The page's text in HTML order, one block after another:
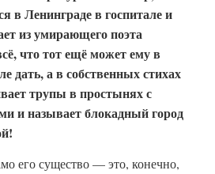
в Ленинграде в госпитале и
из умирающего поэта
что тот ещё может ему в
дать, а в собственных стихах
трупы в простынях с
и называет блокадный город
его существо — это, конечно,